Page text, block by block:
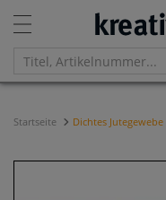
Startseite Dichtes Jutegewebe